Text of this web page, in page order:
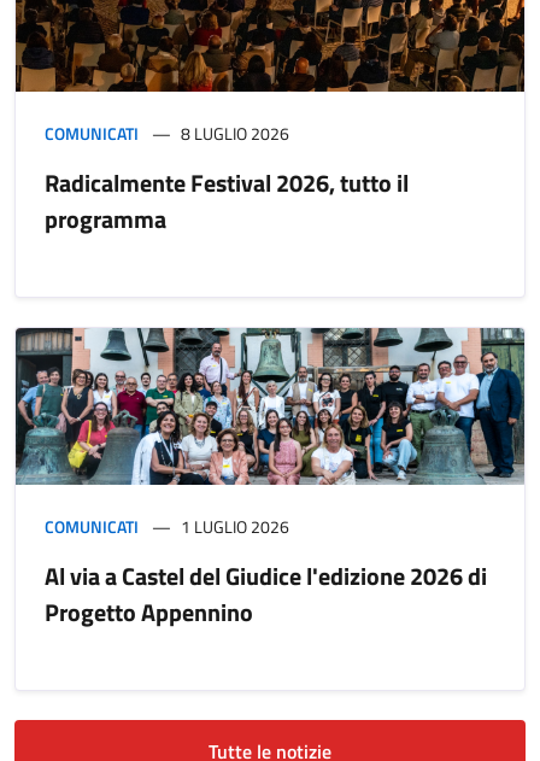
COMUNICATI 8 LUGLIO 2026
Radicalmente Festival 2026, tutto il
programma
COMUNICATI 1 LUGLIO 2026
Al via a Castel del Giudice l'edizione 2026 di
Progetto Appennino
Tutte le notizie